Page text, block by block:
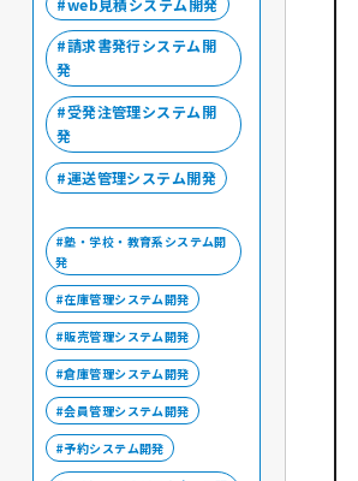
請求書発行システム開
発
受発注管理システム開
発
運送管理システム開発
塾・学校・教育系システム開
発
在庫管理システム開発
販売管理システム開発
倉庫管理システム開発
会員管理システム開発
予約システム開発